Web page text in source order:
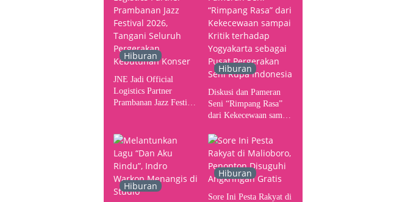
Hiburan
JNE Jadi Official
Logistics Partner
Prambanan Jazz Festival
Konser
Hiburan
Diskusi dan Pameran
Seni “Rimpang Rasa”
dari Kekecewaan sampai
Yogyakarta sebagai
Pusat Pergerakan Seni
Rupa Indonesia
Hiburan
Hiburan
Sore Ini Pesta Rakyat di